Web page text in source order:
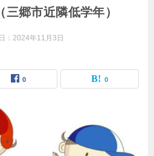
郷市近隣低学年）
： 2024年11月3日
0 0